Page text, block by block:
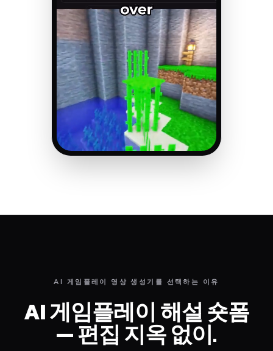
AI 게임플레이 영상 생성기를 선택하는 이유
AI 게임플레이 해설 숏폼
— 편집 지옥 없이.